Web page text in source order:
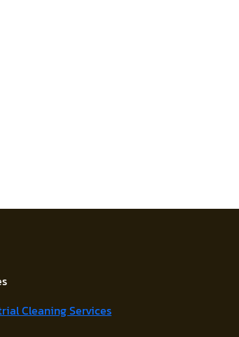
Cleaning Services